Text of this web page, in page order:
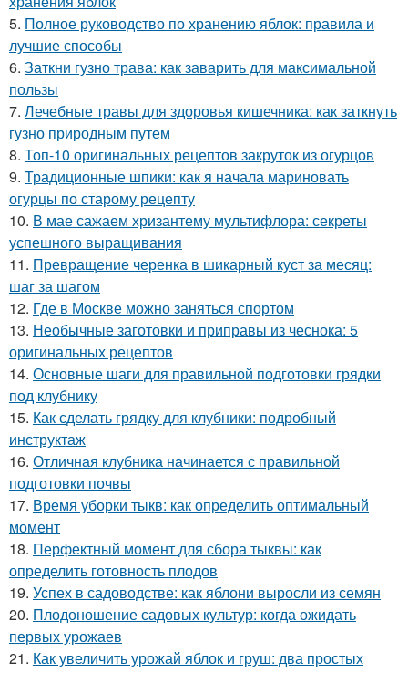
5. Полное руководство по хранению яблок: правила и
лучшие способы
6. Заткни гузно трава: как заварить для максимальной
пользы
7. Лечебные травы для здоровья кишечника: как заткнуть
гузно природным путем
8. Топ-10 оригинальных рецептов закруток из огурцов
9. Традиционные шпики: как я начала мариновать
огурцы по старому рецепту
10. В мае сажаем хризантему мультифлора: секреты
успешного выращивания
11. Превращение черенка в шикарный куст за месяц:
шаг за шагом
12. Где в Москве можно заняться спортом
13. Необычные заготовки и приправы из чеснока: 5
оригинальных рецептов
14. Основные шаги для правильной подготовки грядки
под клубнику
15. Как сделать грядку для клубники: подробный
инструктаж
16. Отличная клубника начинается с правильной
подготовки почвы
17. Время уборки тыкв: как определить оптимальный
момент
18. Перфектный момент для сбора тыквы: как
определить готовность плодов
19. Успех в садоводстве: как яблони выросли из семян
20. Плодоношение садовых культур: когда ожидать
первых урожаев
21. Как увеличить урожай яблок и груш: два простых